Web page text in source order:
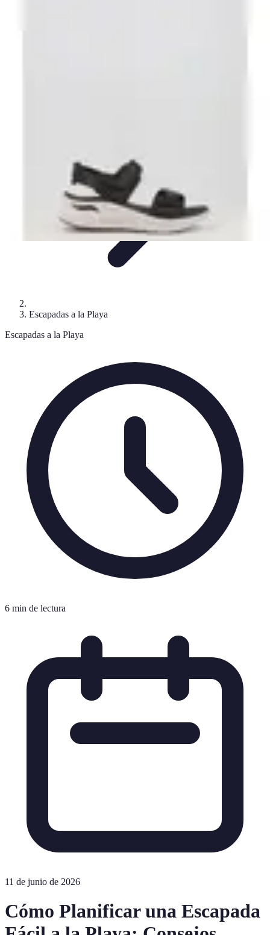
Escapadas a la Playa
Escapadas a la Playa
6 min de lectura
11 de junio de 2026
Cómo Planificar una Escapada